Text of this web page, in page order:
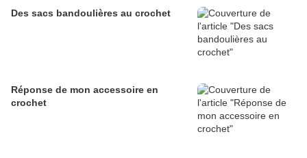
Des sacs bandoulières au crochet
Réponse de mon accessoire en
crochet